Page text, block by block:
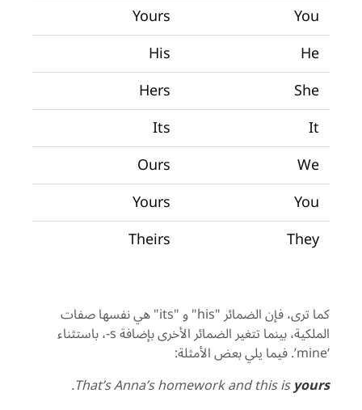
You
Yours
He
His
She
Hers
It
Its
We
Ours
You
Yours
They
Theirs
كما ترى، فإن الضمائر "his" و "its" هي نفسها صفات
الملكية، بينما تتغير الضمائر الأخرى بإضافةs-، باستثناء
‘
mine’. فيما يلي بعض الأمثلة:
That’s Anna’s homework and this isyours
.